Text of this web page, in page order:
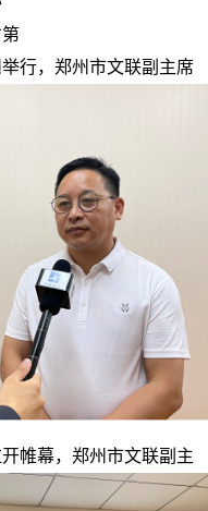
行，郑州市文联副主席
席乔筱波，河南中普国
硬笔书法家协会楷书委
化教育学院客座教授石
省内各地近百位硬笔书
此次培训。
帷幕，郑州市文联副主
同时他以《解读文化自